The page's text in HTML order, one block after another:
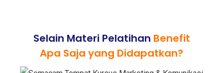
Selain Materi Pelatihan Benefit
Apa Saja yang Didapatkan?